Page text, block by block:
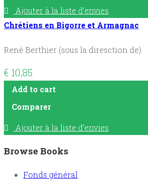
Ajouter à la liste d’envies
Chrétiens en Bigorre et Armagnac
René Berthier (sous la diresction de)
€ 10,85
Add to cart
Comparer
Ajouter à la liste d’envies
Browse Books
Fonds général